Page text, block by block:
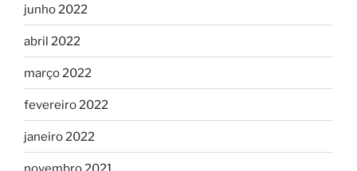
junho 2022
abril 2022
março 2022
fevereiro 2022
janeiro 2022